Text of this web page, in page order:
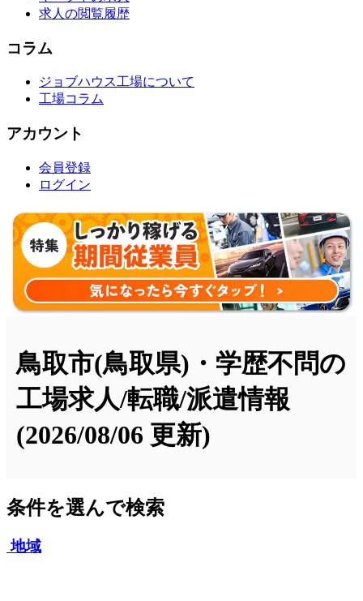
求人の閲覧履歴
コラム
ジョブハウス工場について
工場コラム
アカウント
会員登録
ログイン
鳥取市(鳥取県)・学歴不問の
工場求人/転職/派遣情報
(2026/08/06 更新)
条件を選んで検索
地域